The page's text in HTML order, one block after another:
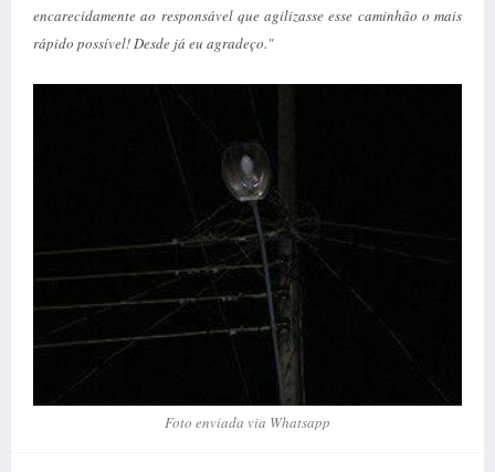
encarecidamente ao responsável que agilizasse esse caminhão o mais
rápido possível! Desde já eu agradeço."
Foto enviada via Whatsapp